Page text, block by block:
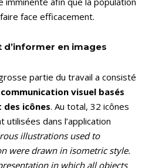
face efficacement.
d’informer en images
partie du travail a consisté
visuel basés
icônes. Au total, 32 icônes
dans l’application
illustrations used to
were drawn in isometric style.
in which all objects